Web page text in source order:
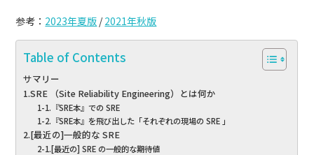
参考： 2023年夏版 /2021年秋版
Table of Contents
サマリー
1.SRE （Site Reliability Engineering）とは何か
1-1.『SRE本』での SRE
1-2.『SRE本』を飛び出した「それぞれの現場の SRE 」
2.[最近の]一般的な SRE
2-1.[最近の] SRE の一般的な期待値